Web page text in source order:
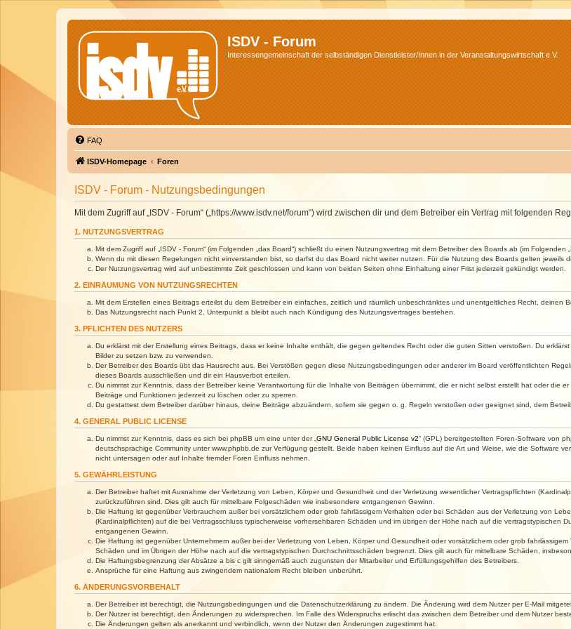
ISDV - Forum
Interessengemeinschaft der selbständigen Dienstleister/Innen in der Veranstaltungswirtschaft e.V.
FAQ
ISDV-Homepage Foren
ISDV - Forum - Nutzungsbedingungen
Mit dem Zugriff auf „ISDV - Forum“ („https://www.isdv.net/forum“) wird zwischen dir und dem Betreiber ein Vertrag mit folgenden
1. NUTZUNGSVERTRAG
Mit dem Zugriff auf „ISDV - Forum“ (im Folgenden „das Board“) schließt du einen Nutzungsvertrag mit dem Betreiber des Boards ab (im
Wenn du mit diesen Regelungen nicht einverstanden bist, so darfst du das Board nicht weiter nutzen. Für die Nutzung des Boards gelten jeweils
Der Nutzungsvertrag wird auf unbestimmte Zeit geschlossen und kann von beiden Seiten ohne Einhaltung einer Frist jederzeit gekündigt werden.
2. EINRÄUMUNG VON NUTZUNGSRECHTEN
Mit dem Erstellen eines Beitrags erteilst du dem Betreiber ein einfaches, zeitlich und räumlich unbeschränktes und unentgeltliches Recht, deinen
Das Nutzungsrecht nach Punkt 2, Unterpunkt a bleibt auch nach Kündigung des Nutzungsvertrages bestehen.
3. PFLICHTEN DES NUTZERS
Du erklärst mit der Erstellung eines Beitrags, dass er keine Inhalte enthält, die gegen geltendes Recht oder die guten Sitten verstoßen. Du
Bilder zu setzen bzw. zu verwenden.
Der Betreiber des Boards übt das Hausrecht aus. Bei Verstößen gegen diese Nutzungsbedingungen oder anderer im Board veröffentlichten
dieses Boards ausschließen und dir ein Hausverbot erteilen.
Du nimmst zur Kenntnis, dass der Betreiber keine Verantwortung für die Inhalte von Beiträgen übernimmt, die er nicht selbst erstellt hat oder die
Beiträge und Funktionen jederzeit zu löschen oder zu sperren.
Du gestattest dem Betreiber darüber hinaus, deine Beiträge abzuändern, sofern sie gegen o. g. Regeln verstoßen oder geeignet sind, dem
4. GENERAL PUBLIC LICENSE
Du nimmst zur Kenntnis, dass es sich bei phpBB um eine unter der „ GNU General Public License v2“ (GPL) bereitgestellten Foren-Software von
deutschsprachige Community unter www.phpbb.de zur Verfügung gestellt. Beide haben keinen Einfluss auf die Art und Weise, wie die Software
nicht untersagen oder auf Inhalte fremder Foren Einfluss nehmen.
5. GEWÄHRLEISTUNG
Der Betreiber haftet mit Ausnahme der Verletzung von Leben, Körper und Gesundheit und der Verletzung wesentlicher Vertragspflichten
zurückzuführen sind. Dies gilt auch für mittelbare Folgeschäden wie insbesondere entgangenen Gewinn.
Die Haftung ist gegenüber Verbrauchern außer bei vorsätzlichem oder grob fahrlässigem Verhalten oder bei Schäden aus der Verletzung von
(Kardinalpflichten) auf die bei Vertragsschluss typischerweise vorhersehbaren Schäden und im übrigen der Höhe nach auf die vertragstypischen
entgangenen Gewinn.
Die Haftung ist gegenüber Unternehmern außer bei der Verletzung von Leben, Körper und Gesundheit oder vorsätzlichem oder grob
Schäden und im Übrigen der Höhe nach auf die vertragstypischen Durchschnittsschäden begrenzt. Dies gilt auch für mittelbare Schäden,
Die Haftungsbegrenzung der Absätze a bis c gilt sinngemäß auch zugunsten der Mitarbeiter und Erfüllungsgehilfen des Betreibers.
Ansprüche für eine Haftung aus zwingendem nationalem Recht bleiben unberührt.
6. ÄNDERUNGSVORBEHALT
Der Betreiber ist berechtigt, die Nutzungsbedingungen und die Datenschutzerklärung zu ändern. Die Änderung wird dem Nutzer per E-Mail
Der Nutzer ist berechtigt, den Änderungen zu widersprechen. Im Falle des Widerspruchs erlischt das zwischen dem Betreiber und dem Nutzer
Die Änderungen gelten als anerkannt und verbindlich, wenn der Nutzer den Änderungen zugestimmt hat.